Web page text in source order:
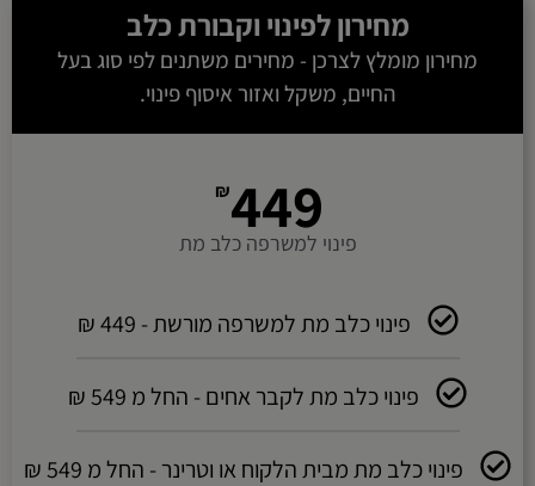
מחירון לפינוי וקבורת כלב
מחירון מומלץ לצרכן - מחירים משתנים לפי סוג בעל
החיים, משקל ואזור איסוף פינוי.
₪449
פינוי למשרפה כלב מת
פינוי כלב מת למשרפה מורשת - 449 ₪
פינוי כלב מת לקבר אחים - החל מ 549 ₪
פינוי כלב מת מבית הלקוח או וטרינר - החל מ 549 ₪